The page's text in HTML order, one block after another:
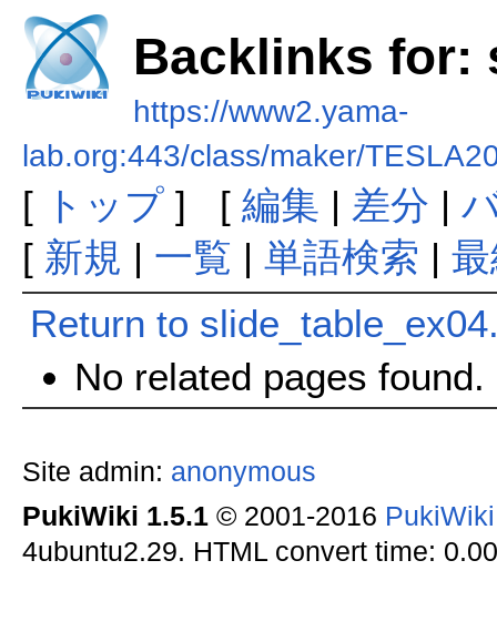
Backlinks for:
https://www2.yama-
lab.org:443/class/maker/
[ トップ] [ 編集 | 差分 |
[ 新規 | 一覧 | 単語検索 |
Return to
No related pages found.
Site admin: anonymous
PukiWiki 1.5.1© 2001-2016
4ubuntu2.29. HTML convert time: